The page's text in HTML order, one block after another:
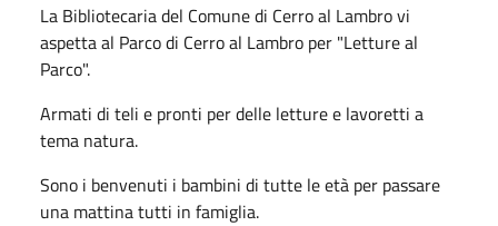
La Bibliotecaria del Comune di Cerro al Lambro vi
aspetta al Parco di Cerro al Lambro per "Letture al
Parco".
Armati di teli e pronti per delle letture e lavoretti a
tema natura.
Sono i benvenuti i bambini di tutte le età per passare
una mattina tutti in famiglia.